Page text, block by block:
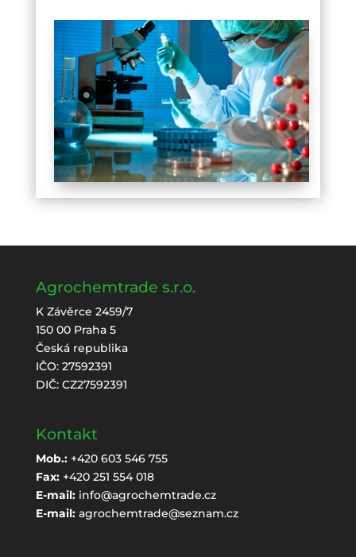
Agrochemtrade s.r.o.
K Závěrce 2459/7
150 00 Praha 5
Česká republika
IČO: 27592391
DIČ: CZ27592391
Kontakt
Mob.:+420 603 546 755
Fax:+420 251 554 018
E-mail: info@agrochemtrade.cz
E-mail: agrochemtrade@seznam.cz